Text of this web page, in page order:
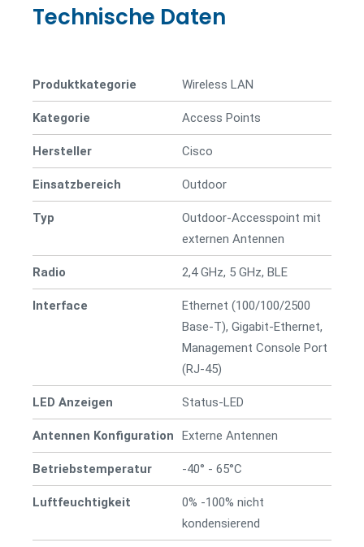
Technische Daten
Produktkategorie Wireless LAN
Kategorie Access Points
Hersteller Cisco
Einsatzbereich Outdoor
Typ
Outdoor-Accesspoint mit
externen Antennen
Radio 2,4 GHz, 5 GHz, BLE
Interface
Ethernet (100/100/2500
Base-T), Gigabit-Ethernet,
Management Console Port
(RJ-45)
LED Anzeigen Status-LED
Antennen Konfiguration Externe Antennen
Betriebstemperatur -40° - 65°C
Luftfeuchtigkeit
0% -100% nicht
kondensierend